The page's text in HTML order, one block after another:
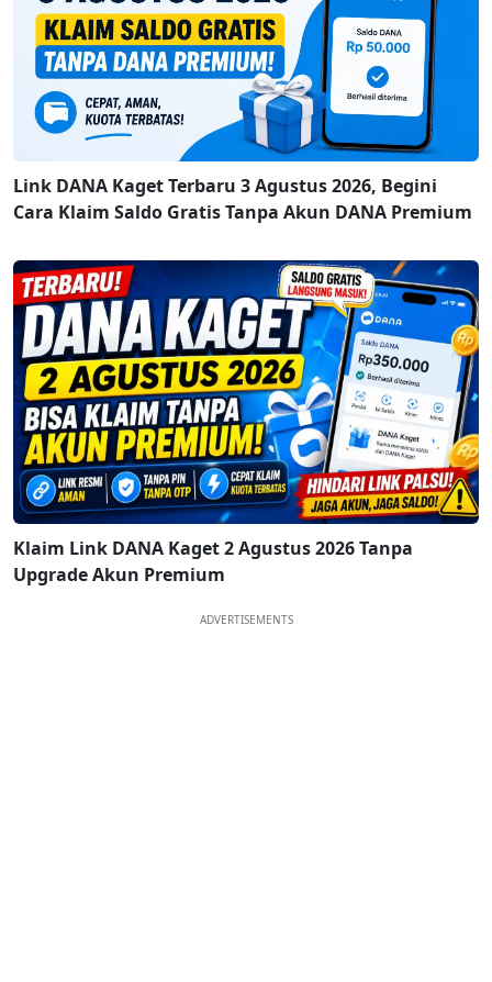
Link DANA Kaget Terbaru 3 Agustus 2026, Begini
Cara Klaim Saldo Gratis Tanpa Akun DANA Premium
Klaim Link DANA Kaget 2 Agustus 2026 Tanpa
Upgrade Akun Premium
ADVERTISEMENTS